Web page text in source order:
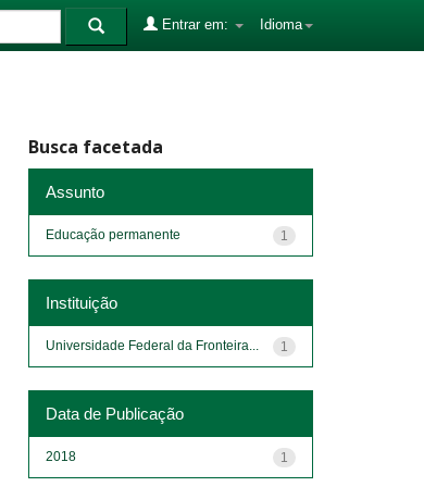
Idioma
Entrar em:
Busca facetada
Assunto
1
Educação permanente
Instituição
1
Universidade Federal da Fronteira...
Data de Publicação
1
2018